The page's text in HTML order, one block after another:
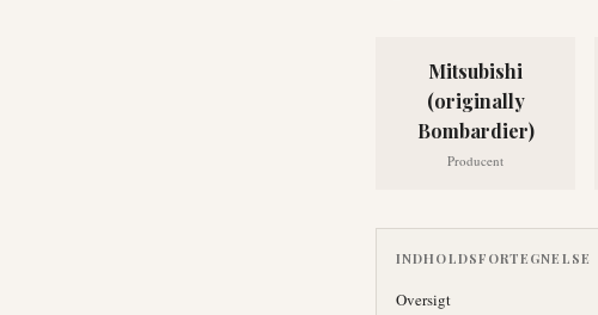
Mitsubishi
(originally
Bombardier)
Producent
INDHOLDSFORTEGNELSE
Oversigt